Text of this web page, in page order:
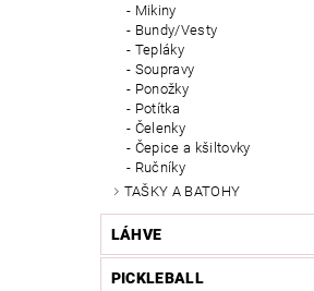
Mikiny
Bundy/Vesty
Tepláky
Soupravy
Ponožky
Potítka
Čelenky
Čepice a kšiltovky
Ručníky
TAŠKY A BATOHY
LÁHVE
PICKLEBALL